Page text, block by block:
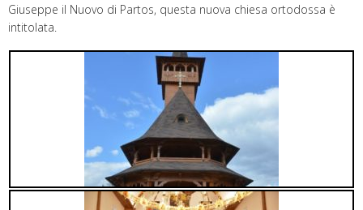
Giuseppe il Nuovo di Partos, questa nuova chiesa ortodossa è
intitolata.